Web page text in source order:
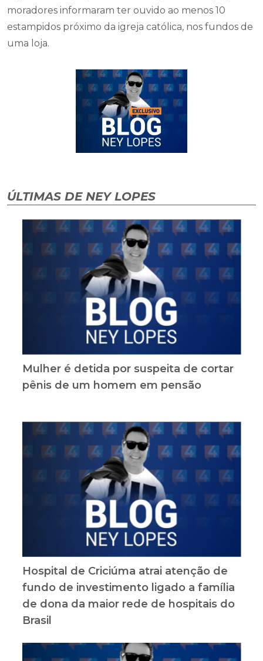
moradores informaram ter ouvido ao menos 10
estampidos próximo da igreja católica, nos fundos de
uma loja.
ÚLTIMAS DE NEY LOPES
Mulher é detida por suspeita de cortar
pênis de um homem em pensão
Hospital de Criciúma atrai atenção de
fundo de investimento ligado a família
de dona da maior rede de hospitais do
Brasil